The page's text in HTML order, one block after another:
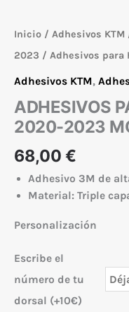
Inicio / Adhesivos KTM
2023 / Adhesivos para
Adhesivos KTM,
ADHESIVOS
2020-2023
68,00 €
Adhesivo 3M de
Material: Triple
Personalización
Escribe el
número de tu
dorsal (+10€)